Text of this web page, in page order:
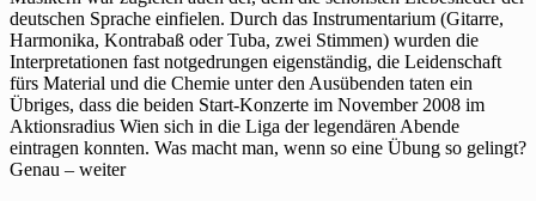
deutschen Sprache einfielen. Durch das Instrumentarium (Gitarre,
Harmonika, Kontrabaß oder Tuba, zwei Stimmen) wurden die
Interpretationen fast notgedrungen eigenständig, die Leidenschaft
fürs Material und die Chemie unter den Ausübenden taten ein
Übriges, dass die beiden Start-Konzerte im November 2008 im
Aktionsradius Wien sich in die Liga der legendären Abende
eintragen konnten. Was macht man, wenn so eine Übung so gelingt?
Genau – weiter